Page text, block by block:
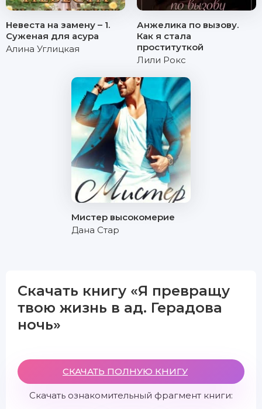
Невеста на замену – 1.
Суженая для асура
Алина Углицкая
Анжелика по вызову.
Как я стала
проституткой
Лили Рокс
Мистер высокомерие
Дана Стар
Скачать книгу «Я превращу
твою жизнь в ад. Герадова
ночь»
СКАЧАТЬ ПОЛНУЮ КНИГУ
Скачать ознакомительный фрагмент книги: